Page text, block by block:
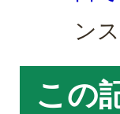
ン
この